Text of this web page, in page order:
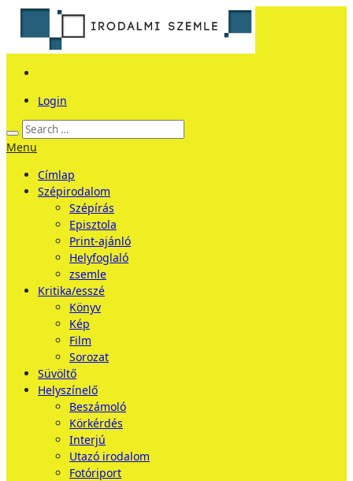
Login
Menu
Címlap
Szépirodalom
Szépírás
Episztola
Print-ajánló
Helyfoglaló
zsemle
Kritika/esszé
Könyv
Kép
Film
Sorozat
Süvöltő
Helyszínelő
Beszámoló
Körkérdés
Interjú
Utazó irodalom
Fotóriport